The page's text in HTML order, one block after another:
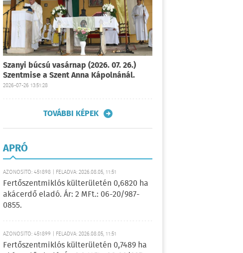
Szanyi búcsú vasárnap (2026. 07. 26.)
Szentmise a Szent Anna Kápolnánál.
2026-07-26 13:51:28
TOVÁBBI KÉPEK
APRÓ
AZONOSÍTÓ: 451898 | FELADVA: 2026.08.05, 11:51
Fertőszentmiklós külterületén 0,6820 ha
akácerdő eladó. Ár: 2 MFt.: 06-20/987-
0855.
AZONOSÍTÓ: 451899 | FELADVA: 2026.08.05, 11:51
Fertőszentmiklós külterületén 0,7489 ha